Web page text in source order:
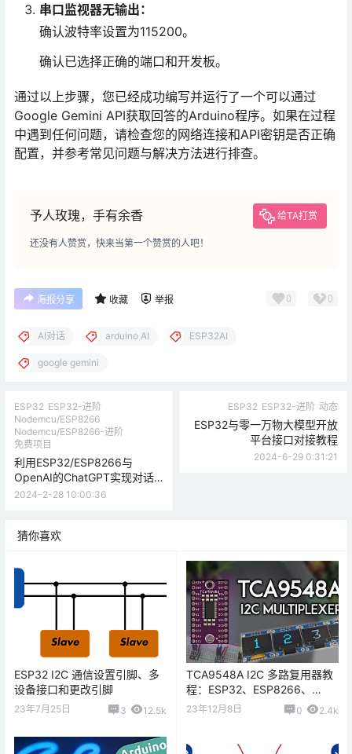
串口监视器无输出：
确认波特率设置为115200。
确认已选择正确的端口和开发板。
通过以上步骤，您已经成功编写并运行了一个可以通过
Google Gemini API获取回答的Arduino程序。如果在过程
中遇到任何问题，请检查您的网络连接和API密钥是否正确
配置，并参考常见问题与解决方法进行排查。
予人玫瑰，手有余香 给TA打赏
还没有人赞赏，快来当第一个赞赏的人吧！
海报分享 收藏 举报 0 0
AI对话 arduino AI ESP32AI
google gemini
ESP32 ESP32-进阶
Nodemcu/ESP8266
Nodemcu/ESP8266-进阶
免费项目
利用ESP32/ESP8266与
OpenAI的ChatGPT实现对话
的原理与步骤详解
2024-2-28 10:00:36
ESP32 ESP32-进阶 动态
ESP32与零一万物大模型开放
平台接口对接教程
2024-6-29 0:31:21
猜你喜欢
ESP32 I2C 通信设置引脚、多
设备接口和更改引脚
23年7月25日 3 12.5k
TCA9548A I2C 多路复用器教
程：ESP32、ESP8266、
Arduino
23年12月8日 0 2.4k